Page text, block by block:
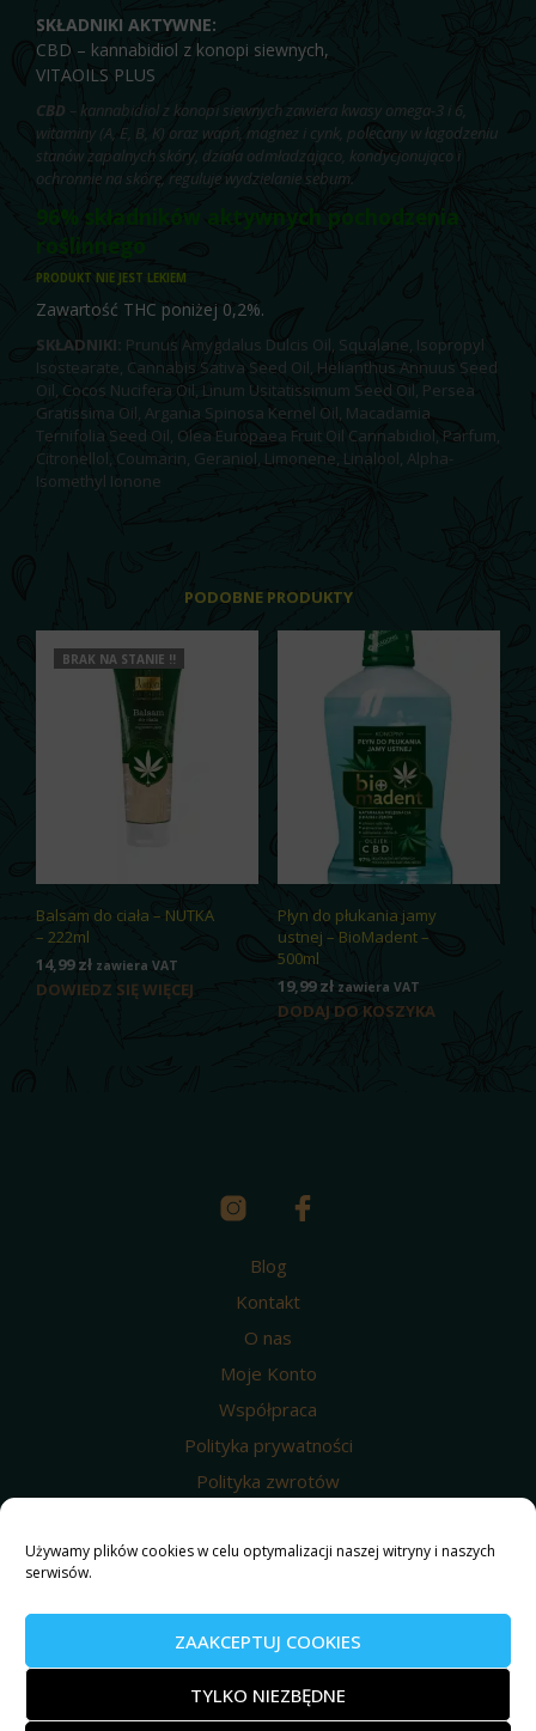
Używamy plików cookies w celu optymalizacji naszej witryny i naszych
serwisów.
ZAAKCEPTUJ COOKIES
TYLKO NIEZBĘDNE
SKŁADNIKI AKTYWNE:
CBD – kannabidiol z konopi siewnych,
VITAOILS PLUS
CBD – kannabidiol z konopi siewnych zawiera kwasy omega-3 i 6,
witaminy (A, E, B, K) oraz wapń, magnez i cynk, polecany w łagodzeniu
stanów zapalnych skóry, działa odmładzająco, kondycjonująco i
ochronnie na skórę, reguluje wydzielanie sebum.
96% składników aktywnych pochodzenia
roślinnego
PRODUKT NIE JEST LEKIEM
Zawartość THC poniżej 0,2%.
SKŁADNIKI: Prunus Amygdalus Dulcis Oil, Squalane, Isopropyl
Isostearate, Cannabis Sativa Seed Oil, Helianthus Annuus Seed
Oil, Cocos Nucifera Oil, Linum Usitatissimum Seed Oil, Persea
Gratissima Oil, Argania Spinosa Kernel Oil, Macadamia
Ternifolia Seed Oil, Olea Europaea Fruit Oil Cannabidiol, Parfum,
Citronellol, Coumarin, Geraniol, Limonene, Linalool, Alpha-
Isomethyl Ionone
PODOBNE PRODUKTY
BRAK NA STANIE !!
Balsam do ciała – NUTKA
– 222ml
14,99zł zawiera VAT
DOWIEDZ SIĘ WIĘCEJ
Płyn do płukania jamy
ustnej – BioMadent –
500ml
19,99zł zawiera VAT
DODAJ DO KOSZYKA
Blog
Kontakt
O nas
Moje Konto
Współpraca
Polityka prywatności
Polityka zwrotów
Regulamin